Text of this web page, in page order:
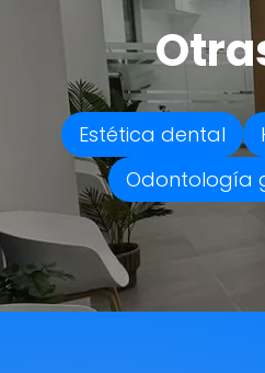
Estética dental
Odontología